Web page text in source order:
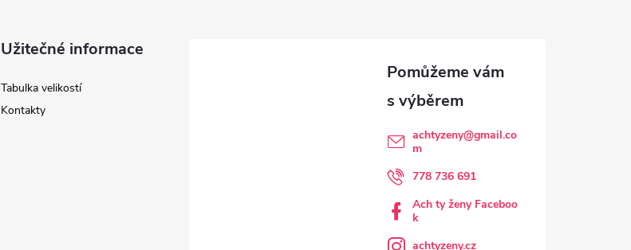
Užitečné informace
Tabulka velikostí
Kontakty
achtyzeny@gmail.co
m
778 736 691
Ach ty ženy Faceboo
k
achtyzeny.cz